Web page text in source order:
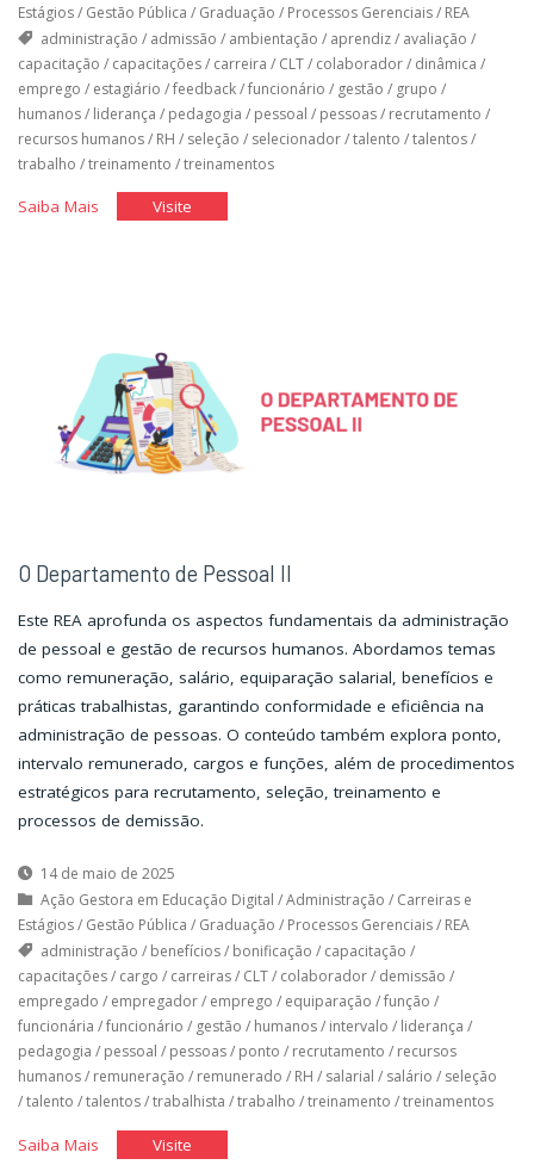
Estágios/ Gestão Pública / Graduação / Processos Gerenciais/ REA
administração / admissão / ambientação / aprendiz/ avaliação /
capacitação / capacitações/ carreira / CLT/ colaborador/ dinâmica /
emprego / estagiário /feedback/funcionário / gestão / grupo /
humanos/ liderança / pedagogia / pessoal / pessoas/ recrutamento /
recursos humanos/ RH / seleção / selecionador/talento /talentos/
trabalho /treinamento /treinamentos
Saiba Mais"Recrutamento
Visite"Recrutamento
O Departamento de Pessoal II
Este REA aprofunda os aspectos fundamentais da administração
de pessoal e gestão de recursos humanos. Abordamos temas
como remuneração, salário, equiparação salarial, benefícios e
práticas trabalhistas, garantindo conformidade e eficiência na
administração de pessoas. O conteúdo também explora ponto,
intervalo remunerado, cargos e funções, além de procedimentos
estratégicos para recrutamento, seleção, treinamento e
processos de demissão.
14 de maio de 2025
Ação Gestora em Educação Digital /Administração / Carreiras e
Estágios/ Gestão Pública / Graduação / Processos Gerenciais/ REA
administração / benefícios/ bonificação / capacitação /
capacitações/ cargo / carreiras/ CLT/ colaborador/ demissão /
empregado / empregador/ emprego / equiparação /função /
funcionária /funcionário / gestão / humanos/ intervalo / liderança /
pedagogia / pessoal / pessoas/ ponto / recrutamento / recursos
humanos/ remuneração / remunerado / RH / salarial / salário / seleção
/talento /talentos/trabalhista /trabalho /treinamento /treinamentos
Saiba Mais"O
Visite"O